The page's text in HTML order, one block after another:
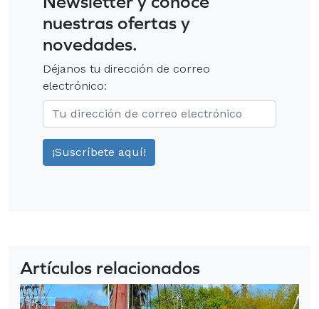
nuestras ofertas y
novedades.
Déjanos tu dirección de correo
electrónico:
Artículos relacionados